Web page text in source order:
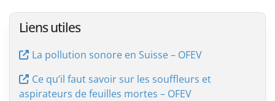
Liens utiles
La pollution sonore en Suisse – OFEV
Ce qu’il faut savoir sur les souffleurs et
aspirateurs de feuilles mortes – OFEV